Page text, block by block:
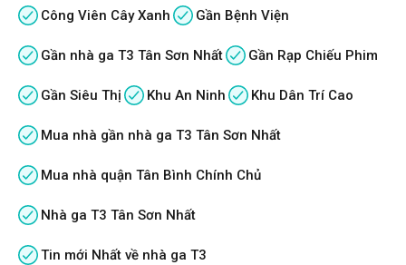
Công Viên Cây Xanh Gần Bệnh Viện
Gần nhà ga T3 Tân Sơn Nhất Gần Rạp Chiếu Phim
Gần Siêu Thị Khu An Ninh Khu Dân Trí Cao
Mua nhà gần nhà ga T3 Tân Sơn Nhất
Mua nhà quận Tân Bình Chính Chủ
Nhà ga T3 Tân Sơn Nhất
Tin mới Nhất về nhà ga T3